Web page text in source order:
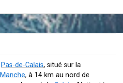
Pas-de-Calais, situé sur la
Manche, à 14 km au nord de